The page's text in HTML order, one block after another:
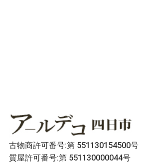
古物商許可番号:第 551130154500号
質屋許可番号:第 551130000044号